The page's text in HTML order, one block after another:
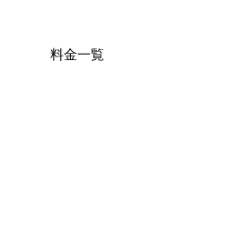
料金一覧